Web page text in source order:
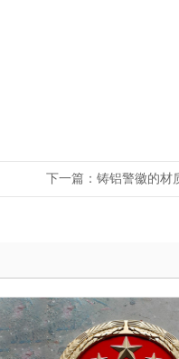
下一篇： 铸铝警徽的材